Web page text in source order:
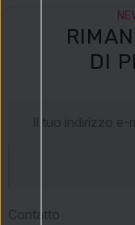
DI
Contatto